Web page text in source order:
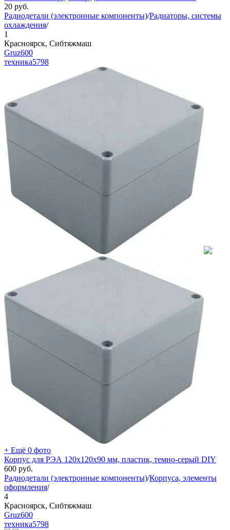
20 руб.
Радиодетали (электронные компоненты)/Радиаторы, системы
охлаждения/
1
Красноярск, Сибтяжмаш
Gruz600
техника5798
+ Ещё 0 фото
Корпус для РЭА 120х120х90 мм, пластик, темно-серый DIY
600 руб.
Радиодетали (электронные компоненты)/Корпуса, элементы
оформления/
4
Красноярск, Сибтяжмаш
Gruz600
техника5798